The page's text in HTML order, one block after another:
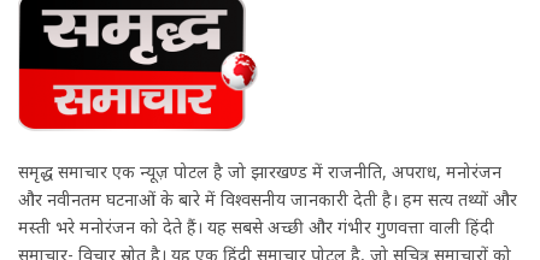
समृद्ध समाचार एक न्यूज़ पोर्टल है जो झारखण्ड में राजनीति, अपराध, मनोरंजन
और नवीनतम घटनाओं के बारे में विश्वसनीय जानकारी देती है। हम सत्य तथ्यों और
मस्ती भरे मनोरंजन को देते हैं। यह सबसे अच्छी और गंभीर गुणवत्ता वाली हिंदी
समाचार- विचार स्रोत है। यह एक हिंदी समाचार पोर्टल है, जो सचित्र समाचारों को